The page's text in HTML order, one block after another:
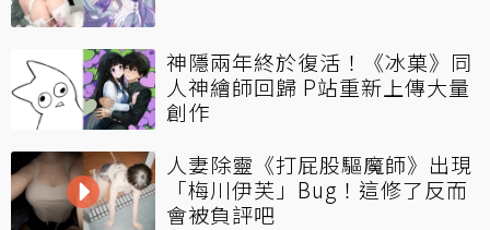
神隱兩年終於復活！《冰菓》同
人神繪師回歸 P站重新上傳大量
創作
人妻除靈《打屁股驅魔師》出現
「梅川伊芙」Bug！這修了反而
會被負評吧